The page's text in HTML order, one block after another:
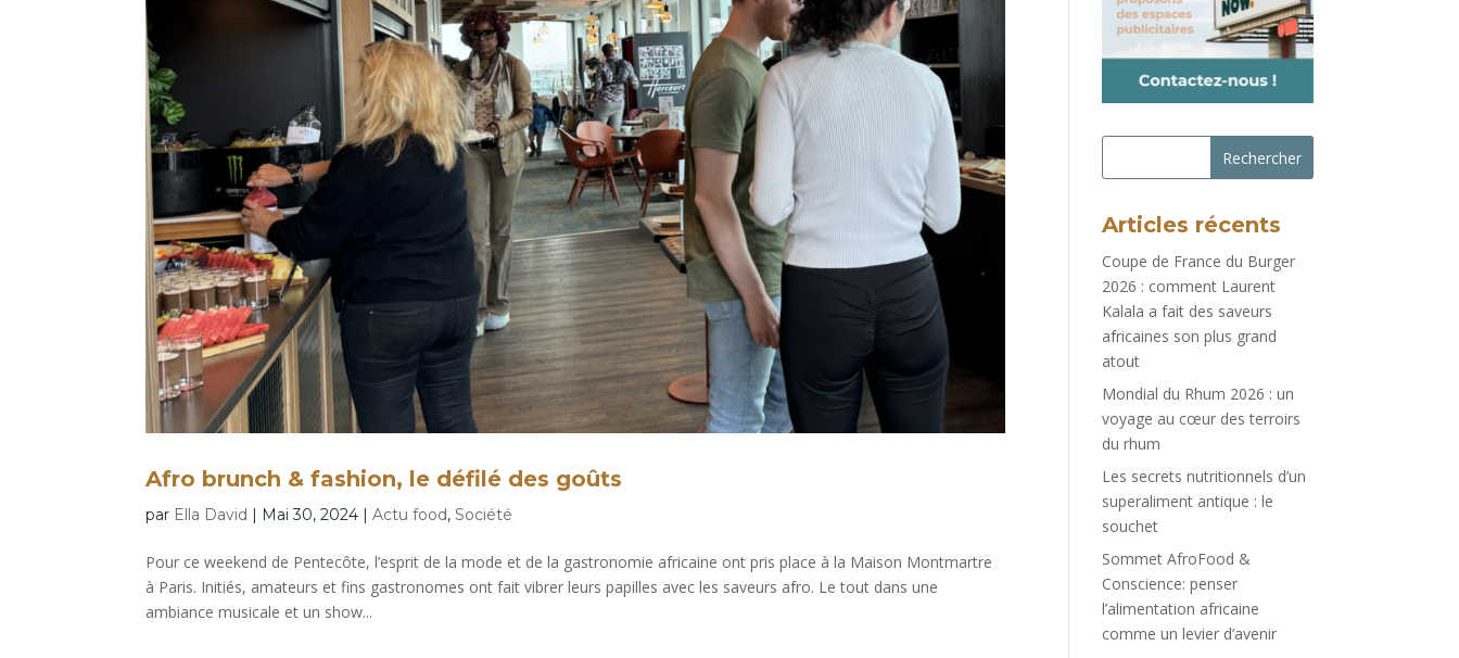
Afro brunch & fashion, le défilé des goûts
par Ella David | Mai 30, 2024 |Actu food,Société
Pour ce weekend de Pentecôte, l’esprit de la mode et de la gastronomie africaine ont pris place à la Maison Montmartre
à Paris. Initiés, amateurs et fins gastronomes ont fait vibrer leurs papilles avec les saveurs afro. Le tout dans une
ambiance musicale et un show...
Rechercher
Articles récents
Coupe de France du Burger
2026 : comment Laurent
Kalala a fait des saveurs
africaines son plus grand
atout
Mondial du Rhum 2026 : un
voyage au cœur des terroirs
du rhum
Les secrets nutritionnels d’un
superaliment antique : le
souchet
Sommet AfroFood &
Conscience: penser
l’alimentation africaine
comme un levier d’avenir